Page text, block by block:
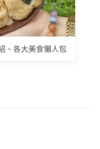
、各大美食懶人包